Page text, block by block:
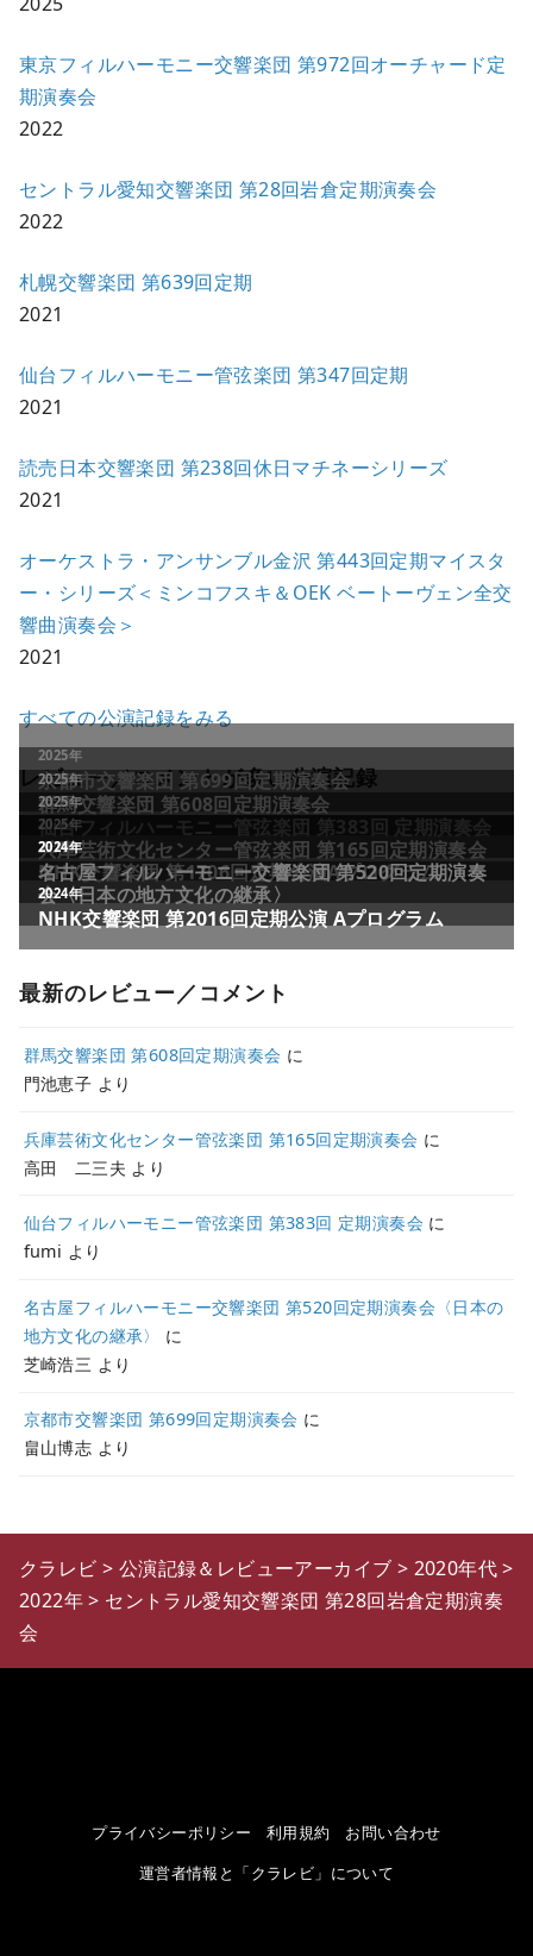
東京フィルハーモニー交響楽団 第972回オーチャード定
期演奏会
2022
セントラル愛知交響楽団 第28回岩倉定期演奏会
2022
札幌交響楽団 第639回定期
2021
仙台フィルハーモニー管弦楽団 第347回定期
2021
読売日本交響楽団 第238回休日マチネーシリーズ
2021
オーケストラ・アンサンブル金沢 第443回定期マイスタ
ー・シリーズ＜ミンコフスキ＆OEK ベートーヴェン全交
響曲演奏会＞
2021
すべての公演記録をみる
レビュー／コメントが多い公演記録
最新のレビュー／コメント
群馬交響楽団 第608回定期演奏会 に
門池恵子 より
兵庫芸術文化センター管弦楽団 第165回定期演奏会 に
高田 二三夫 より
仙台フィルハーモニー管弦楽団 第383回 定期演奏会 に
fumi より
名古屋フィルハーモニー交響楽団 第520回定期演奏会〈日本の
地方文化の継承〉
に
芝崎浩三 より
京都市交響楽団 第699回定期演奏会 に
畠山博志 より
クラレビ > 公演記録＆レビューアーカイブ > 2020年代>
2022年> セントラル愛知交響楽団 第28回岩倉定期演奏
会
プライバシーポリシー 利用規約
お問い合わせ
運営者情報と「クラレビ」について